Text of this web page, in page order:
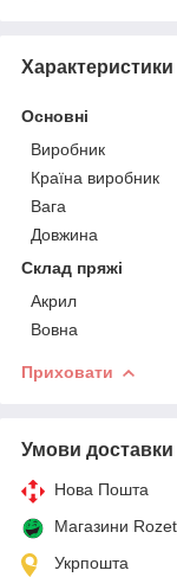
Характеристики
Основні
Виробник
Країна виробник
Вага
Довжина
Склад пряжі
Акрил
Вовна
Приховати
Умови доставки
Нова Пошта
Магазини
Укрпошта